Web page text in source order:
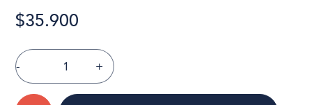
$35.900
- +